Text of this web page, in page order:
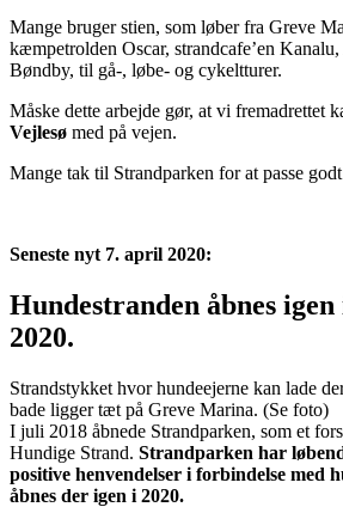
Mange bruger stien, som løber fra Greve
kæmpetrolden Oscar, strandcafe’en
Bøndby, til gå-, løbe- og cykeltturer.
Måske dette arbejde gør, at vi fremadrettet
Vejlesø med på vejen.
Mange tak til Strandparken for at passe
Seneste nyt 7. april 2020:
Hundestranden åbnes igen
2020.
Strandstykket hvor hundeejerne kan lade
bade ligger tæt på Greve Marina. (Se foto)
I juli 2018 åbnede Strandparken, som et
Hundige Strand. Strandparken har
positive henvendelser i forbindelse med
åbnes der igen i 2020.